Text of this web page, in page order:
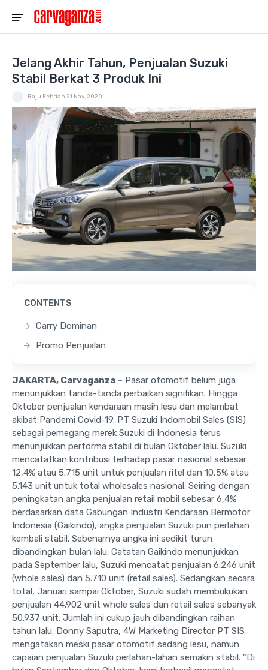
Jelang Akhir Tahun, Penjualan Suzuki
Stabil Berkat 3 Produk Ini
Raju Febrian 21 Nov, 2020
CONTENTS
Carry Dominan
Promo Penjualan
JAKARTA, Carvaganza – Pasar otomotif belum juga
menunjukkan tanda-tanda perbaikan signifikan. Hingga
Oktober penjualan kendaraan masih lesu dan melambat
akibat Pandemi Covid-19. PT Suzuki Indomobil Sales (SIS)
sebagai pemegang merek Suzuki di Indonesia terus
menunjukkan performa stabil di bulan Oktober lalu. Suzuki
mencatatkan kontribusi terhadap pasar nasional sebesar
12,4% atau 5.715 unit untuk penjualan ritel dan 10,5% atau
5.143 unit untuk total wholesales nasional. Seiring dengan
peningkatan angka penjualan retail mobil sebesar 6,4%
berdasarkan data Gabungan Industri Kendaraan Bermotor
Indonesia (Gaikindo), angka penjualan Suzuki pun perlahan
kembali stabil. Sebenarnya angka ini sedikit turun
dibandingkan bulan lalu. Catatan Gaikindo menunjukkan
pada September lalu, Suzuki mencatat penjualan 6.246 unit
(whole sales) dan 5.710 unit (retail sales). Sedangkan secara
total, Januari sampai Oktober, Suzuki sudah membukukan
penjualan 44.902 unit whole sales dan retail sales sebanyak
50.937 unit. Jumlah ini cukup jauh dibandingkan raihan
tahun lalu. Donny Saputra, 4W Marketing Director PT SIS
mengatakan meski pasar otomotif sedang lesu, namun
capaian penjualan Suzuki perlahan-lahan semakin stabil. "Di